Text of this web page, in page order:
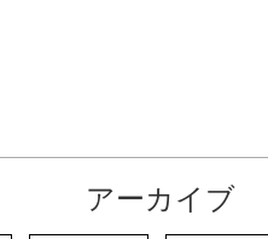
アーカイブ